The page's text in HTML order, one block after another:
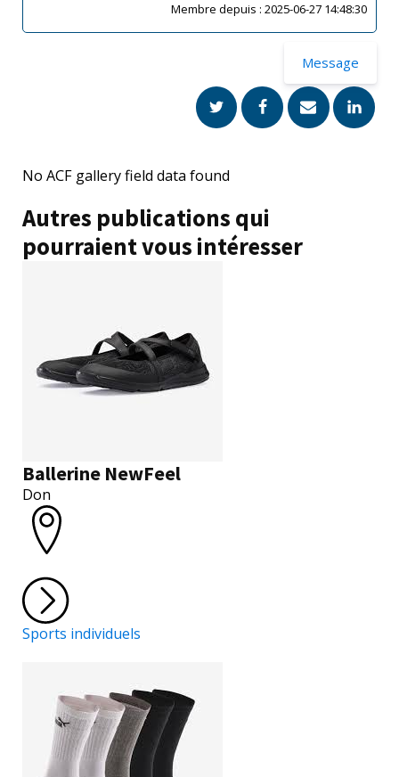
Membre depuis : 2025-06-27 14:48:30
Message
No ACF gallery field data found
Autres publications qui
pourraient vous intéresser
Ballerine NewFeel
Don
Sports individuels